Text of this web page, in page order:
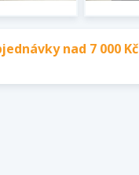
nad 7 000 Kč